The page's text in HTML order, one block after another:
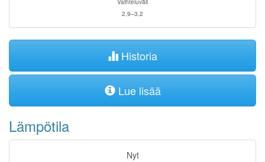
Vaihteluväli
2,9–3,2
Historia
Lue lisää
Lämpötila
Nyt